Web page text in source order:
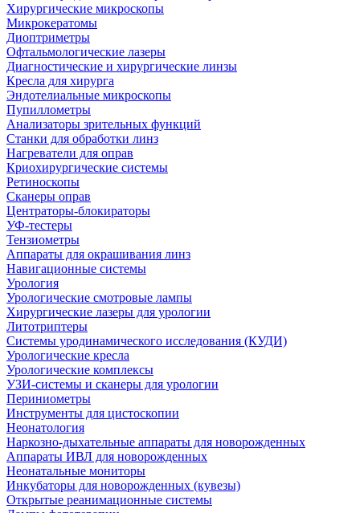
Хирургические микроскопы
Микрокератомы
Диоптриметры
Офтальмологические лазеры
Диагностические и хирургические линзы
Кресла для хирурга
Эндотелиальные микроскопы
Пупиллометры
Анализаторы зрительных функций
Станки для обработки линз
Нагреватели для оправ
Криохирургические системы
Ретиноскопы
Сканеры оправ
Центраторы-блокираторы
УФ-тестеры
Тензиометры
Аппараты для окрашивания линз
Навигационные системы
Урология
Урологические смотровые лампы
Хирургические лазеры для урологии
Литотриптеры
Системы уродинамического исследования (КУДИ)
Урологические кресла
Урологические комплексы
УЗИ-системы и сканеры для урологии
Периниометры
Инструменты для цистоскопии
Неонатология
Наркозно-дыхательные аппараты для новорожденных
Аппараты ИВЛ для новорожденных
Неонатальные мониторы
Инкубаторы для новорожденных (кувезы)
Открытые реанимационные системы